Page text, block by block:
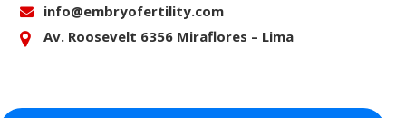
info@embryofertility.com
Av. Roosevelt 6356 Miraflores – Lima